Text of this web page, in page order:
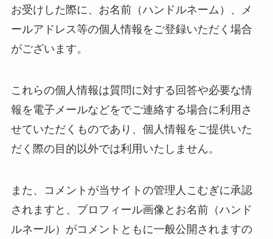
お受けした際に、お名前（ハンドルネーム）、メ
ールアドレス等の個人情報をご登録いただく場合
がございます。
これらの個人情報は質問に対する回答や必要な情
報を電子メールなどをでご連絡する場合に利用さ
せていただくものであり、個人情報をご提供いた
だく際の目的以外では利用いたしません。
また、コメントが当サイトの管理人こむぎに承認
されますと、プロフィール画像とお名前（ハンド
ルネール）がコメントともに一般公開されますの